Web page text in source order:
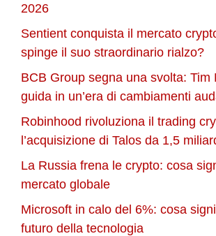
2026
Sentient conquista il mercato
spinge il suo straordinario rialzo?
BCB Group segna una svolta: Tim
guida in un’era di cambiamenti
Robinhood rivoluziona il trading
l’acquisizione di Talos da 1,5
La Russia frena le crypto: cosa
mercato globale
Microsoft in calo del 6%: cosa
futuro della tecnologia